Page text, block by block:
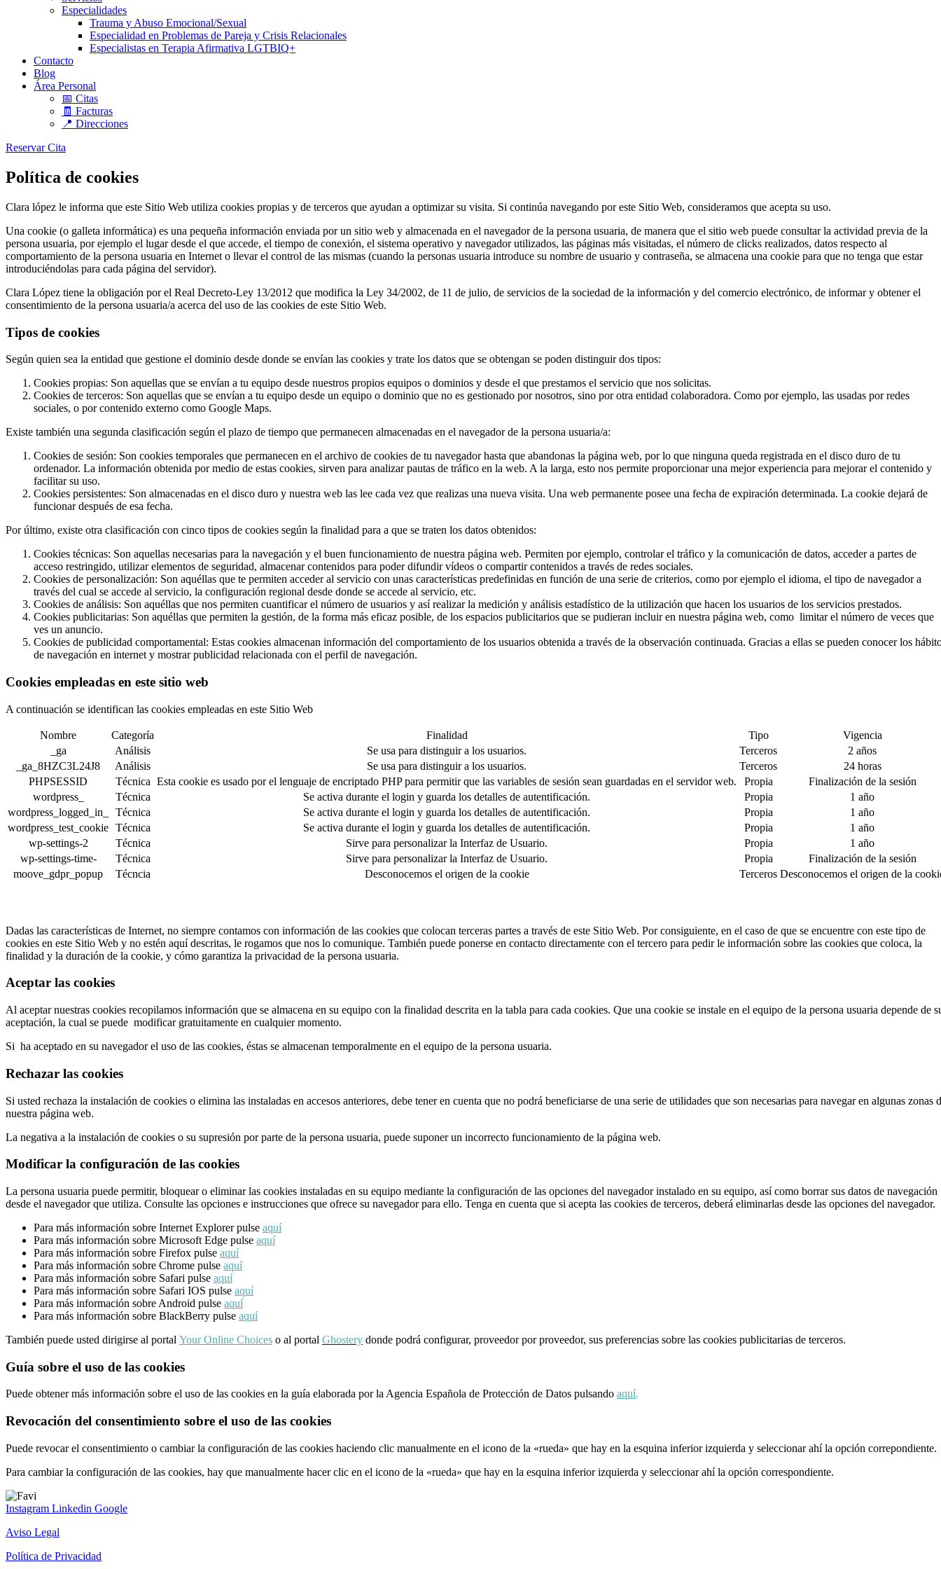
Especialidades
Trauma y Abuso Emocional/Sexual
Especialidad en Problemas de Pareja y Crisis Relacionales
Especialistas en Terapia Afirmativa LGTBIQ+
Contacto
Blog
Área Personal
📅 Citas
🧾 Facturas
📍 Direcciones
Reservar Cita
Política de cookies
Clara lópez le informa que este Sitio Web utiliza cookies propias y de terceros que ayudan a optimizar su visita. Si continúa navegando por este Sitio Web, consideramos que acepta su uso.
Una cookie (o galleta informática) es una pequeña información enviada por un sitio web y almacenada en el navegador de la persona usuaria, de manera que el sitio web puede consultar la actividad previa de la
persona usuaria, por ejemplo el lugar desde el que accede, el tiempo de conexión, el sistema operativo y navegador utilizados, las páginas más visitadas, el número de clicks realizados, datos respecto al
comportamiento de la persona usuaria en Internet o llevar el control de las mismas (cuando la personas usuaria introduce su nombre de usuario y contraseña, se almacena una cookie para que no tenga que estar
introduciéndolas para cada página del servidor).
Clara López tiene la obligación por el Real Decreto-Ley 13/2012 que modifica la Ley 34/2002, de 11 de julio, de servicios de la sociedad de la información y del comercio electrónico, de informar y obtener el
consentimiento de la persona usuaria/a acerca del uso de las cookies de este Sitio Web.
Tipos de cookies
Según quien sea la entidad que gestione el dominio desde donde se envían las cookies y trate los datos que se obtengan se poden distinguir dos tipos:
Cookies propias: Son aquellas que se envían a tu equipo desde nuestros propios equipos o dominios y desde el que prestamos el servicio que nos solicitas.
Cookies de terceros: Son aquellas que se envían a tu equipo desde un equipo o dominio que no es gestionado por nosotros, sino por otra entidad colaboradora. Como por ejemplo, las usadas por redes
sociales, o por contenido externo como Google Maps.
Existe también una segunda clasificación según el plazo de tiempo que permanecen almacenadas en el navegador de la persona usuaria/a:
Cookies de sesión: Son cookies temporales que permanecen en el archivo de cookies de tu navegador hasta que abandonas la página web, por lo que ninguna queda registrada en el disco duro de tu
ordenador. La información obtenida por medio de estas cookies, sirven para analizar pautas de tráfico en la web. A la larga, esto nos permite proporcionar una mejor experiencia para mejorar el contenido y
facilitar su uso.
Cookies persistentes: Son almacenadas en el disco duro y nuestra web las lee cada vez que realizas una nueva visita. Una web permanente posee una fecha de expiración determinada. La cookie dejará de
funcionar después de esa fecha.
Por último, existe otra clasificación con cinco tipos de cookies según la finalidad para a que se traten los datos obtenidos:
Cookies técnicas: Son aquellas necesarias para la navegación y el buen funcionamiento de nuestra página web. Permiten por ejemplo, controlar el tráfico y la comunicación de datos, acceder a partes de
acceso restringido, utilizar elementos de seguridad, almacenar contenidos para poder difundir vídeos o compartir contenidos a través de redes sociales.
Cookies de personalización: Son aquéllas que te permiten acceder al servicio con unas características predefinidas en función de una serie de criterios, como por ejemplo el idioma, el tipo de navegador a
través del cual se accede al servicio, la configuración regional desde donde se accede al servicio, etc.
Cookies de análisis: Son aquéllas que nos permiten cuantificar el número de usuarios y así realizar la medición y análisis estadístico de la utilización que hacen los usuarios de los servicios prestados.
Cookies publicitarias: Son aquéllas que permiten la gestión, de la forma más eficaz posible, de los espacios publicitarios que se pudieran incluir en nuestra página web, como limitar el número de veces que
ves un anuncio.
Cookies de publicidad comportamental: Estas cookies almacenan información del comportamiento de los usuarios obtenida a través de la observación continuada. Gracias a ellas se pueden conocer los
de navegación en internet y mostrar publicidad relacionada con el perfil de navegación.
Cookies empleadas en este sitio web
A continuación se identifican las cookies empleadas en este Sitio Web
Nombre Categoría Finalidad Tipo
Vigencia
_ga
Análisis Se usa para distinguir a los usuarios. Terceros
2 años
_ga_8HZC3L24J8
Análisis Se usa para distinguir a los usuarios. Terceros
24 horas
PHPSESSID
Técnica Esta cookie es usado por el lenguaje de encriptado PHP para permitir que las variables de sesión sean guardadas en el servidor web. Propia
Finalización de la sesión
wordpress_
Técnica Se activa durante el login y guarda los detalles de autentificación. Propia
1 año
wordpress_logged_in_
Técnica Se activa durante el login y guarda los detalles de autentificación. Propia
1 año
wordpress_test_cookie Técnica Se activa durante el login y guarda los detalles de autentificación. Propia
1 año
wp-settings-2
Técnica Sirve para personalizar la Interfaz de Usuario. Propia
1 año
wp-settings-time-
Técnica Sirve para personalizar la Interfaz de Usuario. Propia
Finalización de la sesión
moove_gdpr_popup
Técncia Desconocemos el origen de la cookie Terceros Desconocemos el origen de la
Dadas las características de Internet, no siempre contamos con información de las cookies que colocan terceras partes a través de este Sitio Web. Por consiguiente, en el caso de que se encuentre con este tipo de
cookies en este Sitio Web y no estén aquí descritas, le rogamos que nos lo comunique. También puede ponerse en contacto directamente con el tercero para pedir le información sobre las cookies que coloca, la
finalidad y la duración de la cookie, y cómo garantiza la privacidad de la persona usuaria.
Aceptar las cookies
Al aceptar nuestras cookies recopilamos información que se almacena en su equipo con la finalidad descrita en la tabla para cada cookies. Que una cookie se instale en el equipo de la persona usuaria depende de
aceptación, la cual se puede modificar gratuitamente en cualquier momento.
Si ha aceptado en su navegador el uso de las cookies, éstas se almacenan temporalmente en el equipo de la persona usuaria.
Rechazar las cookies
Si usted rechaza la instalación de cookies o elimina las instaladas en accesos anteriores, debe tener en cuenta que no podrá beneficiarse de una serie de utilidades que son necesarias para navegar en algunas zonas
nuestra página web.
La negativa a la instalación de cookies o su supresión por parte de la persona usuaria, puede suponer un incorrecto funcionamiento de la página web.
Modificar la configuración de las cookies
La persona usuaria puede permitir, bloquear o eliminar las cookies instaladas en su equipo mediante la configuración de las opciones del navegador instalado en su equipo, así como borrar sus datos de navegación
desde el navegador que utiliza. Consulte las opciones e instrucciones que ofrece su navegador para ello. Tenga en cuenta que si acepta las cookies de terceros, deberá eliminarlas desde las opciones del navegador.
Para más información sobre Internet Explorer pulse aquí
Para más información sobre Microsoft Edge pulse aquí
Para más información sobre Firefox pulse aquí
Para más información sobre Chrome pulse aquí
Para más información sobre Safari pulse aquí
Para más información sobre Safari IOS pulse aquí
Para más información sobre Android pulse aquí
Para más información sobre BlackBerry pulse aquí
También puede usted dirigirse al portal Your Online Choices o al portal Ghostery donde podrá configurar, proveedor por proveedor, sus preferencias sobre las cookies publicitarias de terceros.
Guía sobre el uso de las cookies
Puede obtener más información sobre el uso de las cookies en la guía elaborada por la Agencia Española de Protección de Datos pulsando aquí.
Revocación del consentimiento sobre el uso de las cookies
Puede revocar el consentimiento o cambiar la configuración de las cookies haciendo clic manualmente en el icono de la «rueda» que hay en la esquina inferior izquierda y seleccionar ahí la opción correpondiente.
Para cambiar la configuración de las cookies, hay que manualmente hacer clic en el icono de la «rueda» que hay en la esquina inferior izquierda y seleccionar ahí la opción correspondiente.
Instagram Linkedin Google
Aviso Legal
Política de Privacidad